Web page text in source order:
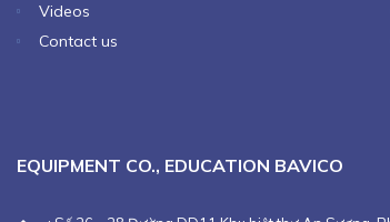
Videos
Contact us
EQUIPMENT CO., EDUCATION BAVICO